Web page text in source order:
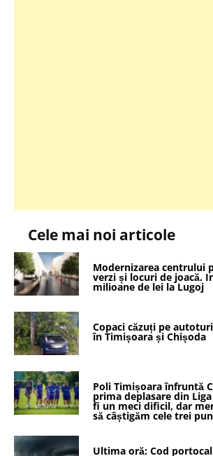
Cele mai noi articole
Modernizarea centrului
verzi și locuri de joacă.
milioane de lei la Lugoj
Copaci căzuți pe
în Timișoara și Chișoda
Poli Timișoara înfruntă
prima deplasare din Liga
fi un meci dificil, dar
să câștigăm cele trei
Ultima oră: Cod